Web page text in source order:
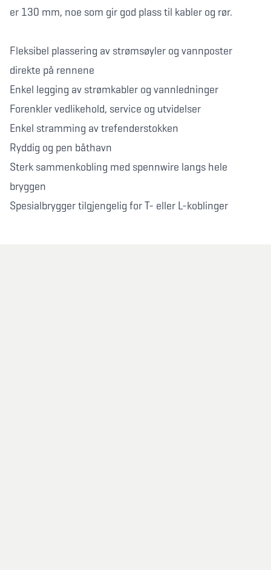
er 130 mm, noe som gir god plass til kabler og rør.
Fleksibel plassering av strømsøyler og vannposter
direkte på rennene
Enkel legging av strømkabler og vannledninger
Forenkler vedlikehold, service og utvidelser
Enkel stramming av trefenderstokken
Ryddig og pen båthavn
Sterk sammenkobling med spennwire langs hele
bryggen
Spesialbrygger tilgjengelig for T- eller L-koblinger